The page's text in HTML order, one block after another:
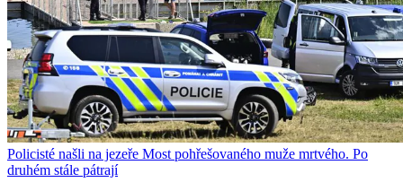
Policisté našli na jezeře Most pohřešovaného muže mrtvého. Po
druhém stále pátrají